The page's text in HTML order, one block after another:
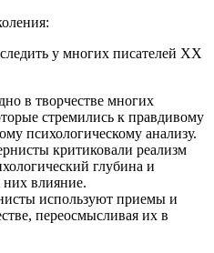
у многих писателей XX
в творчестве многих
стремились к правдивому
психологическому анализу.
критиковали реализм
глубина и
них влияние.
используют приемы и
переосмысливая их в